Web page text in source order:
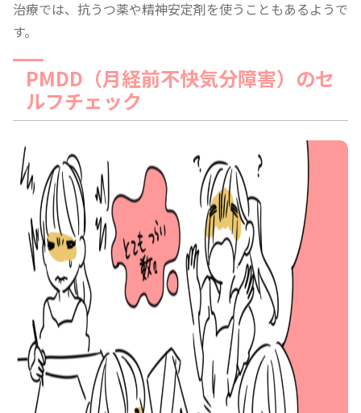
治療では、抗うつ薬や精神安定剤を使うこともあるようで
す。
PMDD（月経前不快気分障害）のセ
ルフチェック